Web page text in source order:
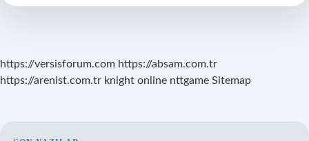
Ortaya
https://versisforum.com https://absam.com.tr
https://arenist.com.tr knight online nttgame Sitemap